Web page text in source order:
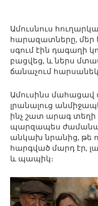
Ամուսնուս
հարազատները, մեր
սգում էին դագաղի
բացվեց, և ներս
ճանաչում
Ամուսինս
լրանալուց
ինչ շատ արագ տեղի
պարզապես ժամանակ
անկախ նրանից, թե
հարգված մարդ էր,
և պապիկ։